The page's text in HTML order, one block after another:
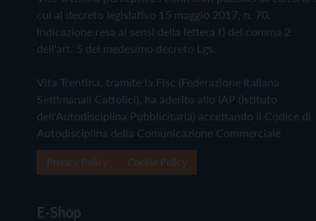
cui al decreto legislativo 15 maggio 2017, n. 70.
Indicazione resa ai sensi della lettera f) del comma 2
dell'art. 5 del medesimo decreto Lgs.
Vita Trentina, tramite la Fisc (Federazione Italiana
Settimanali Cattolici), ha aderito allo IAP (Istituto
dell'Autodisciplina Pubblicitaria) accettando il Codice di
Autodisciplina della Comunicazione Commerciale
E-Shop